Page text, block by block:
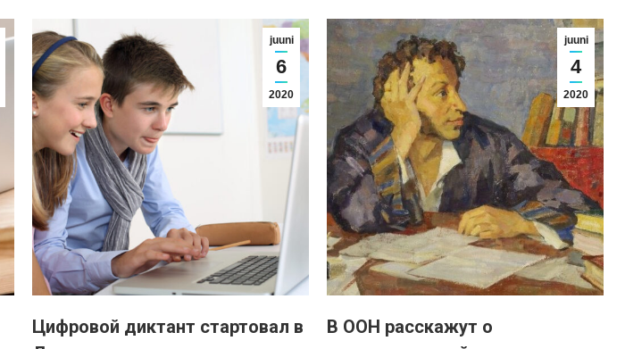
juuni
6
2020
Цифровой диктант стартовал в
juuni
4
2020
В ООН расскажут о